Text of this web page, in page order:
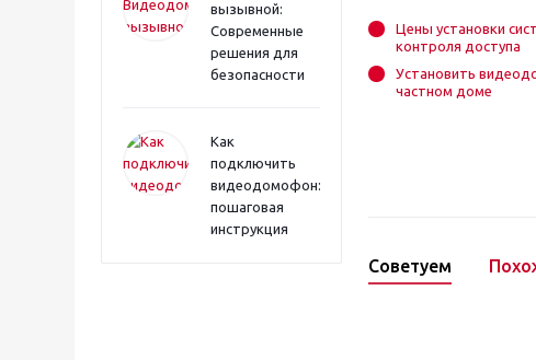
вызывной:
Современные
решения для
безопасности
Как
подключить
видеодомофон:
пошаговая
инструкция
Цены установки
контроля доступа
Установить
частном доме
Советуем